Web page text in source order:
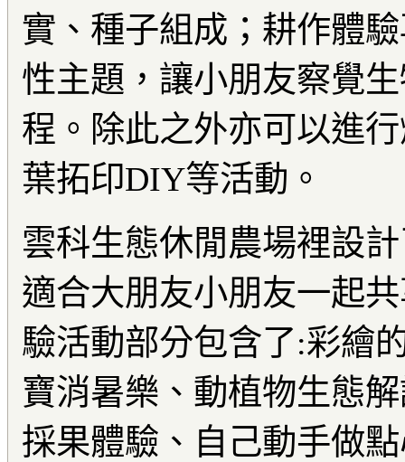
實、種子組成；耕作體
性主題，讓小朋友察覺
程。除此之外亦可以進
葉拓印DIY等活動。
雲科生態休閒農場裡設
適合大朋友小朋友一起
驗活動部分包含了:彩繪
寶消暑樂、動植物生態
採果體驗、自己動手做